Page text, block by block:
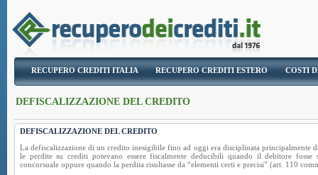
RECUPERO CREDITI ITALIA RECUPERO CREDITI ESTERO COSTI
DEFISCALIZZAZIONE DEL CREDITO
DEFISCALIZZAZIONE DEL CREDITO
La defiscalizzazione di un credito inesigibile fino ad oggi era disciplinata principalmente
le perdite su crediti potevano essere fiscalmente deducibili quando il debitore fosse
concorsuale oppure quando la perdita risultasse da “elementi certi e precisi” (art. 110